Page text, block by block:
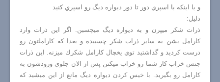
و يا اينكه با اسپري دور تا دور ديواره ديگ رو اسپري كنيد
دليل:
ذرات شكر ميپرن و به ديواره ديگ ميچسبن. اگر اين ذرات وارد
كارامل بشن به ساير ذرات شكر چسبيده و بعدا كه كاراملتون رو
درست كرديد و گذاشتيد توي يخچال كارامل شكرك ميزنه. اين ذرات
جنس خراب كار شما رو خراب ميكنن پس از الان جلوي ورودشون به
كارامل رو بگيريد. با خيس كردن ديواره ديگ مانع از اين ميشيد كه